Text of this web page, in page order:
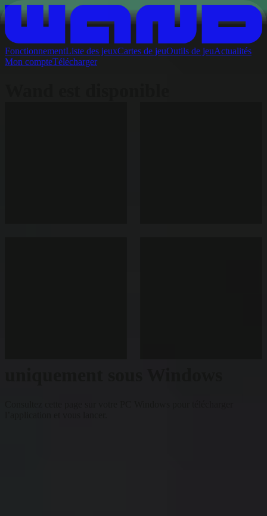
FonctionnementListe des jeuxCartes de jeuOutils de jeuActualités
Mon compteTélécharger